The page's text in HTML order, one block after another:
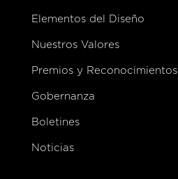
Elementos del Diseño
Nuestros Valores
Premios y Reconocimientos
Gobernanza
Boletines
Noticias